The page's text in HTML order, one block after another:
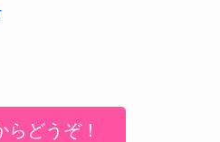
どうぞ！